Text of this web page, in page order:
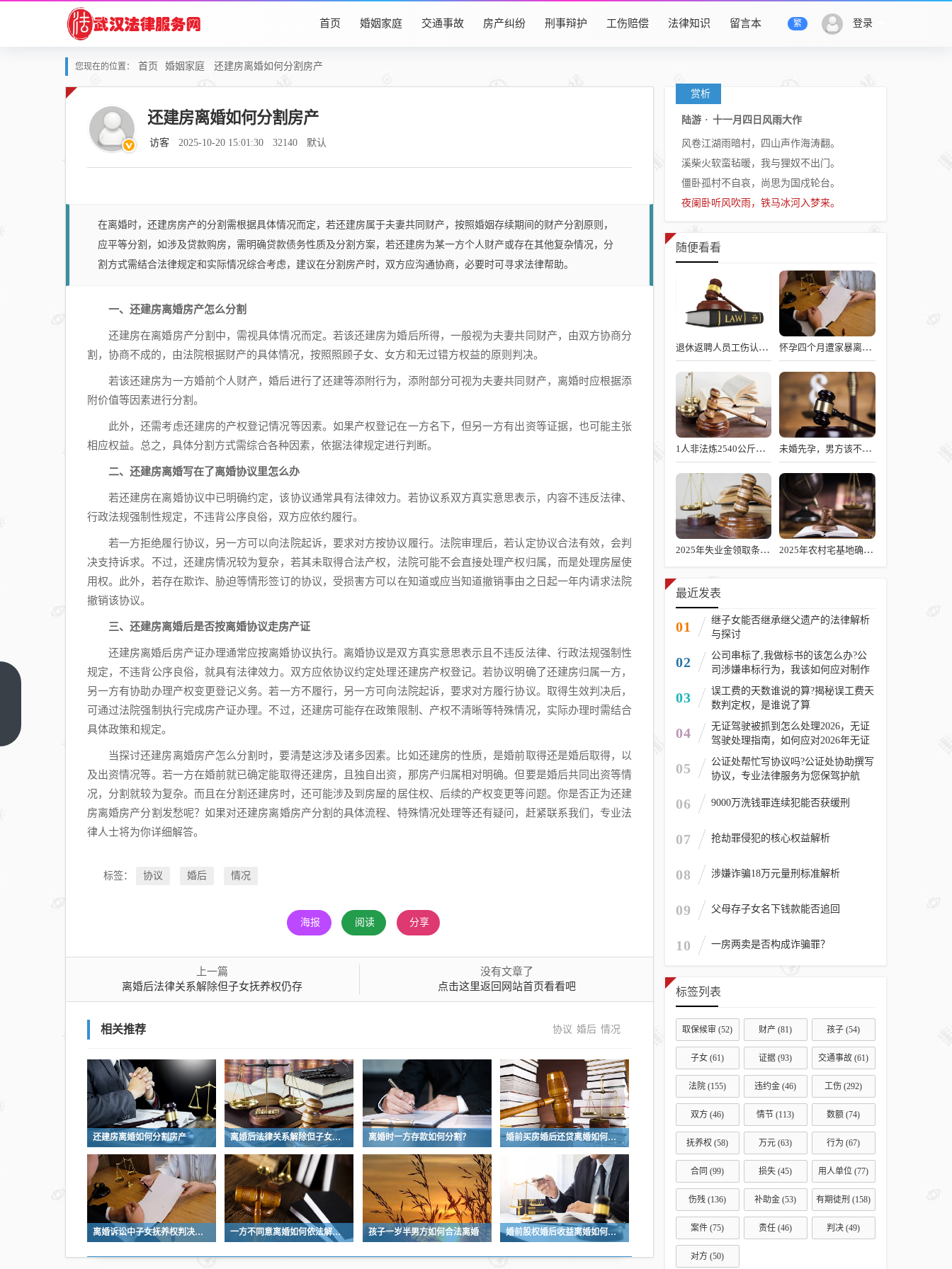
登录
繁
首页 婚姻家庭 交通事故 房产纠纷 刑事辩护 工伤赔偿 法律知识 留言本
您现在的位置： 首页 婚姻家庭 还建房离婚如何分割房产
还建房离婚如何分割房产
访客 2025-10-20 15:01:30 32140 默认
在离婚时，还建房房产的分割需根据具体情况而定，若还建房属于夫妻共同财产，按照婚姻存续期间的财产分割原则，
应平等分割，如涉及贷款购房，需明确贷款债务性质及分割方案，若还建房为某一方个人财产或存在其他复杂情况，分
割方式需结合法律规定和实际情况综合考虑，建议在分割房产时，双方应沟通协商，必要时可寻求法律帮助。
一、还建房离婚房产怎么分割
还建房在离婚房产分割中，需视具体情况而定。若该还建房为婚后所得，一般视为夫妻共同财产，由双方协商分
割，协商不成的，由法院根据财产的具体情况，按照照顾子女、女方和无过错方权益的原则判决。
若该还建房为一方婚前个人财产，婚后进行了还建等添附行为，添附部分可视为夫妻共同财产，离婚时应根据添
附价值等因素进行分割。
此外，还需考虑还建房的产权登记情况等因素。如果产权登记在一方名下，但另一方有出资等证据，也可能主张
相应权益。总之，具体分割方式需综合各种因素，依据法律规定进行判断。
二、还建房离婚写在了离婚协议里怎么办
若还建房在离婚协议中已明确约定，该协议通常具有法律效力。若协议系双方真实意思表示，内容不违反法律、
行政法规强制性规定，不违背公序良俗，双方应依约履行。
若一方拒绝履行协议，另一方可以向法院起诉，要求对方按协议履行。法院审理后，若认定协议合法有效，会判
决支持诉求。不过，还建房情况较为复杂，若其未取得合法产权，法院可能不会直接处理产权归属，而是处理房屋使
用权。此外，若存在欺诈、胁迫等情形签订的协议，受损害方可以在知道或应当知道撤销事由之日起一年内请求法院
撤销该协议。
三、还建房离婚后是否按离婚协议走房产证
还建房离婚后房产证办理通常应按离婚协议执行。离婚协议是双方真实意思表示且不违反法律、行政法规强制性
规定，不违背公序良俗，就具有法律效力。双方应依协议约定处理还建房产权登记。若协议明确了还建房归属一方，
另一方有协助办理产权变更登记义务。若一方不履行，另一方可向法院起诉，要求对方履行协议。取得生效判决后，
可通过法院强制执行完成房产证办理。不过，还建房可能存在政策限制、产权不清晰等特殊情况，实际办理时需结合
具体政策和规定。
当探讨还建房离婚房产怎么分割时，要清楚这涉及诸多因素。比如还建房的性质，是婚前取得还是婚后取得，以
及出资情况等。若一方在婚前就已确定能取得还建房，且独自出资，那房产归属相对明确。但要是婚后共同出资等情
况，分割就较为复杂。而且在分割还建房时，还可能涉及到房屋的居住权、后续的产权变更等问题。你是否正为还建
房离婚房产分割发愁呢？如果对还建房离婚房产分割的具体流程、特殊情况处理等还有疑问，赶紧联系我们，专业法
律人士将为你详细解答。
标签： 协议 婚后 情况
海报 阅读 分享
上一篇
离婚后法律关系解除但子女抚养权仍存
没有文章了
点击这里返回网站首页看看吧
相关推荐 协议 婚后 情况
还建房离婚如何分割房产 离婚后法律关系解除但子女抚养权仍存 离婚时一方存款如何分割？ 婚前买房婚后还贷离婚如何分割
离婚诉讼中子女抚养权判决标准 一方不同意离婚如何依法解除婚姻关系 孩子一岁半男方如何合法离婚 婚前股权婚后收益离婚如何分割
赏析
陆游 · 十一月四日风雨大作
风卷江湖雨暗村，四山声作海涛翻。
溪柴火软蛮毡暖，我与狸奴不出门。
僵卧孤村不自哀，尚思为国戍轮台。
夜阑卧听风吹雨，铁马冰河入梦来。
随便看看
退休返聘人员工伤认定新规解读 怀孕四个月遭家暴离婚如何判决
1人非法炼2540公斤猪油，涉嫌何罪？ 未婚先孕，男方该不该承担责任？
2025年失业金领取条件、标准及发放时长解析 2025年农村宅基地确权新政解读
最近发表
01
继子女能否继承继父遗产的法律解析
与探讨
02
公司串标了,我做标书的该怎么办?公
司涉嫌串标行为，我该如何应对制作
标书的风险？
03
误工费的天数谁说的算?揭秘误工费天
数判定权，是谁说了算
04
无证驾驶被抓到怎么处理2026，无证
驾驶处理指南，如何应对2026年无证
驾驶被抓情况
05
公证处帮忙写协议吗?公证处协助撰写
协议，专业法律服务为您保驾护航
06 9000万洗钱罪连续犯能否获缓刑
07 抢劫罪侵犯的核心权益解析
08 涉嫌诈骗18万元量刑标准解析
09 父母存子女名下钱款能否追回
10 一房两卖是否构成诈骗罪？
标签列表
取保候审 (52) 财产 (81) 孩子 (54)
子女 (61) 证据 (93) 交通事故 (61)
法院 (155) 违约金 (46) 工伤 (292)
双方 (46) 情节 (113) 数额 (74)
抚养权 (58) 万元 (63) 行为 (67)
合同 (99) 损失 (45) 用人单位 (77)
伤残 (136) 补助金 (53) 有期徒刑 (158)
案件 (75) 责任 (46) 判决 (49)
对方 (50)